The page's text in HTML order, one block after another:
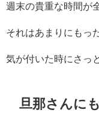
週末の貴重な時間が
それはあまりにもっ
気が付いた時にさっ
旦那さんに